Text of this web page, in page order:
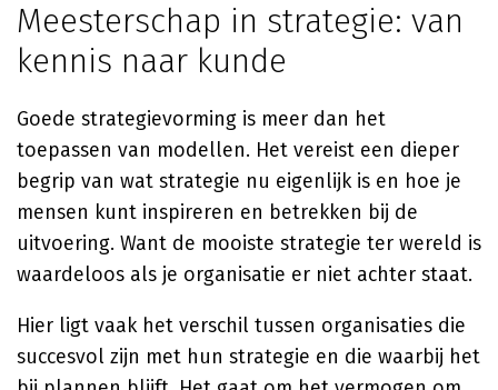
Meesterschap in strategie: van
kennis naar kunde
Goede strategievorming is meer dan het
toepassen van modellen. Het vereist een dieper
begrip van wat strategie nu eigenlijk is en hoe je
mensen kunt inspireren en betrekken bij de
uitvoering. Want de mooiste strategie ter wereld is
waardeloos als je organisatie er niet achter staat.
Hier ligt vaak het verschil tussen organisaties die
succesvol zijn met hun strategie en die waarbij het